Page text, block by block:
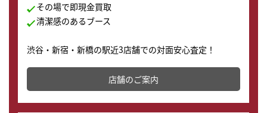
その場で即現金買取
清潔感のあるブース
渋谷・新宿・新橋の駅近3店舗での対面安心査定！
その場で現金買取致します。渋谷本店では、時計販売の
店舗を併設しており、下取りに出してお得に新しい時計
の購入もできます♪
店舗のご案内